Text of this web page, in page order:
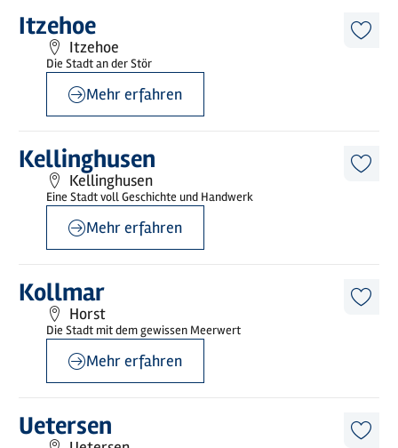
Itzehoe
Itzehoe
Die Stadt an der Stör
Mehr
erfahren
Mehr erfahren
Kellinghusen
Kellinghusen
Eine Stadt voll Geschichte und Handwerk
Mehr
erfahren
Mehr erfahren
Kollmar
Horst
Die Stadt mit dem gewissen Meerwert
Mehr
erfahren
Mehr erfahren
Uetersen
Mehr
erfahren